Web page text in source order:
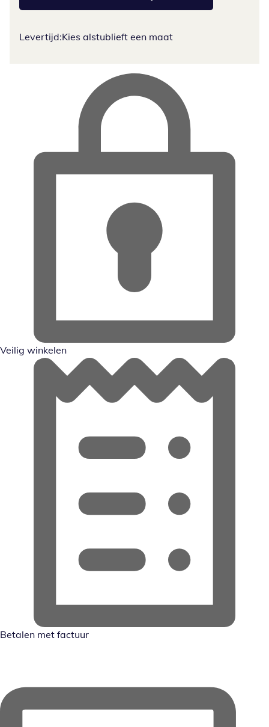
Levertijd:Kies alstublieft een maat
Veilig winkelen
Betalen met factuur